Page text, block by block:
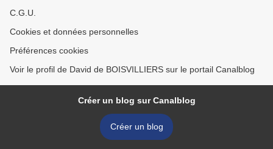
C.G.U.
Cookies et données personnelles
Préférences cookies
Voir le profil de David de BOISVILLIERS sur le portail Canalblog
Créer un blog sur Canalblog
Créer un blog